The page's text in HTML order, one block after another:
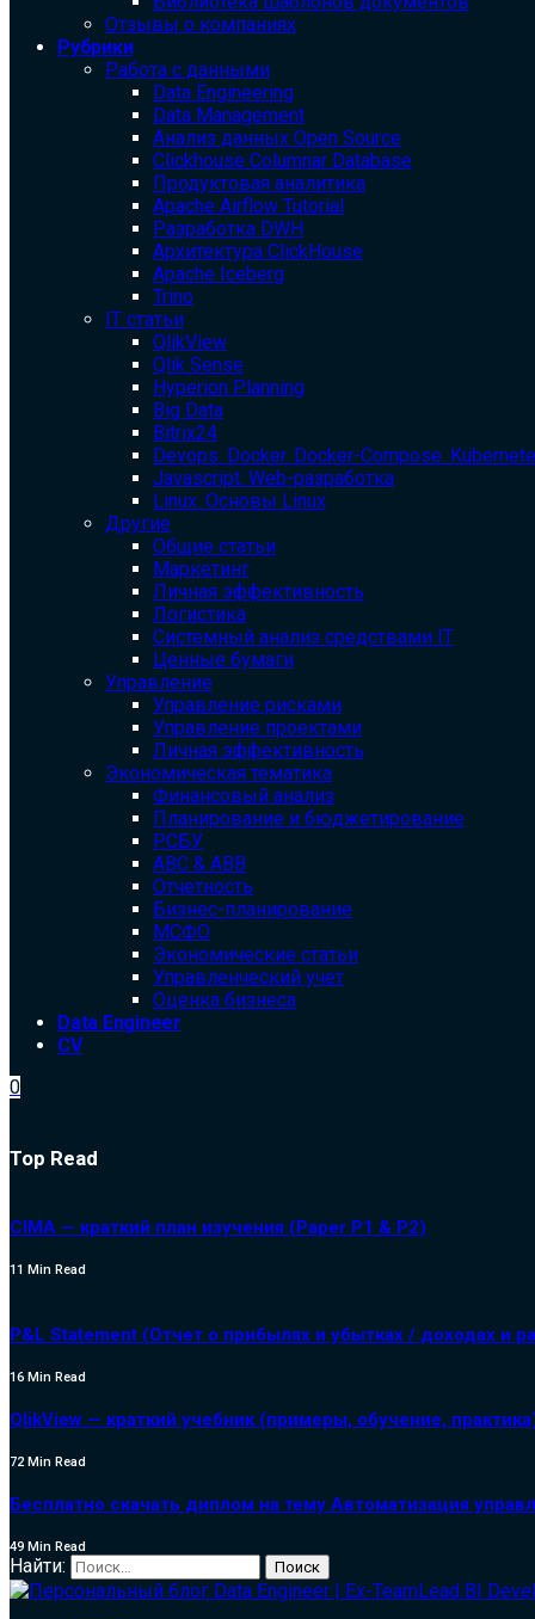
Отзывы о компаниях
Рубрики
Работа с данными
Data Engineering
Data Management
Анализ данных Open Source
Clickhouse Columnar Database
Продуктовая аналитика
Apache Airflow Tutorial
Разработка DWH
Архитектура ClickHouse
Apache Iceberg
Trino
IT статьи
QlikView
Qlik Sense
Hyperion Planning
Big Data
Bitrix24
Devops. Docker. Docker-Compose.
Javascript. Web-разработка
Linux. Основы Linux
Другие
Общие статьи
Маркетинг
Личная эффективность
Логистика
Системный анализ средствами IT
Ценные бумаги
Управление
Управление рисками
Управление проектами
Личная эффективность
Экономическая тематика
Финансовый анализ
Планирование и бюджетирование
РСБУ
ABC & ABB
Отчетность
Бизнес-планирование
МСФО
Экономические статьи
Управленческий учет
Оценка бизнеса
Data Engineer
CV
0
Top Read
CIMA — краткий план изучения (Paper P1 & P2)
11 Min Read
P&L Statement (Отчет о прибылях и убытках / доходах и
16 Min Read
QlikView — краткий учебник (примеры, обучение,
72 Min Read
Бесплатно скачать диплом на тему Автоматизация
49 Min Read
Найти: